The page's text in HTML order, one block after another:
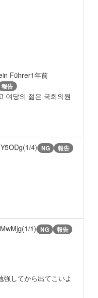
Führer1年前
報告
여당의 젊은 국회의원
4) NG 報告
1) NG 報告
してから出てこいよ